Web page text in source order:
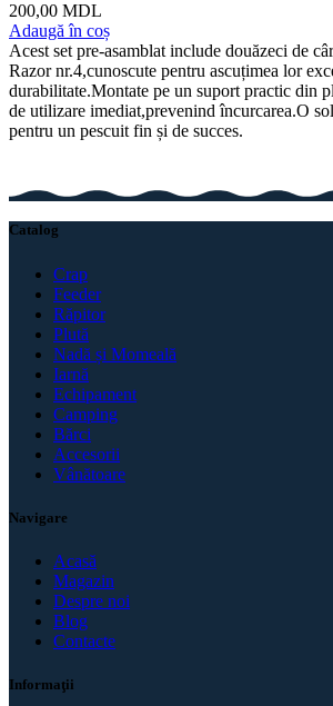
200,00 MDL
Adaugă în coș
Acest set pre-asamblat include douăzeci de
Razor nr.4,cunoscute pentru ascuțimea lor
durabilitate.Montate pe un suport practic din
de utilizare imediat,prevenind încurcarea.O
pentru un pescuit fin și de succes.
Catalog
Crap
Feeder
Răpitor
Plută
Nadă și Momeală
Iarnă
Echipament
Camping
Bărci
Accesorii
Vânătoare
Navigare
Acasă
Magazin
Despre noi
Blog
Contacte
Informaţii